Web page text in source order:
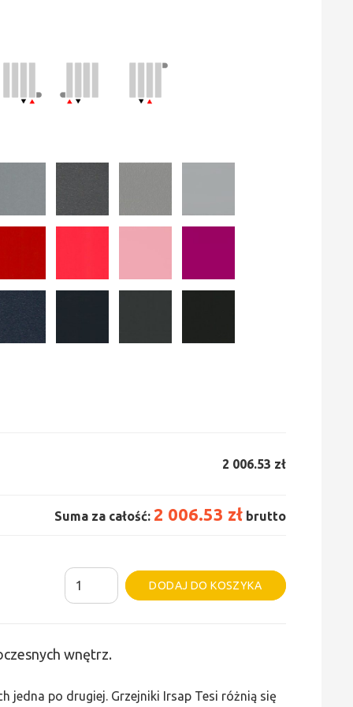
2 006.53 zł
Suma za całość: 2 006.53 zł brutto
ilość
Grzejnik
DODAJ DO KOSZYKA
Alternative:
wnętrz.
jedna po drugiej. Grzejniki Irsap Tesi różnią się